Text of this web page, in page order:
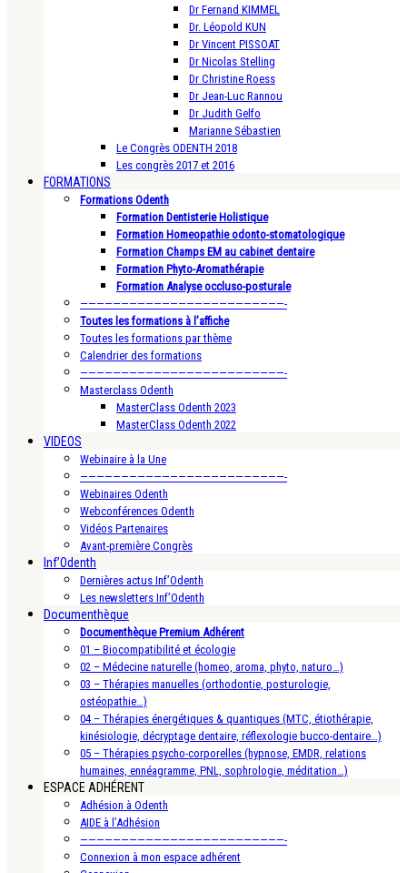
Dr Fernand KIMMEL
Dr. Léopold KUN
Dr Vincent PISSOAT
Dr Nicolas Stelling
Dr Christine Roess
Dr Jean-Luc Rannou
Dr Judith Gelfo
Marianne Sébastien
Le Congrès ODENTH 2018
Les congrès 2017 et 2016
FORMATIONS
Formations Odenth
Formation Dentisterie Holistique
Formation Homeopathie odonto-stomatologique
Formation Champs EM au cabinet dentaire
Formation Phyto-Aromathérapie
Formation Analyse occluso-posturale
—————————————————————————-
Toutes les formations à l’affiche
Toutes les formations par thème
Calendrier des formations
—————————————————————————-
Masterclass Odenth
MasterClass Odenth 2023
MasterClass Odenth 2022
VIDEOS
Webinaire à la Une
—————————————————————————-
Webinaires Odenth
Webconférences Odenth
Vidéos Partenaires
Avant-première Congrès
Inf’Odenth
Dernières actus Inf’Odenth
Les newsletters Inf’Odenth
Documenthèque
Documenthèque Premium Adhérent
01 – Biocompatibilité et écologie
02 – Médecine naturelle (homeo, aroma, phyto, naturo…)
03 – Thérapies manuelles (orthodontie, posturologie,
ostéopathie…)
04 – Thérapies énergétiques & quantiques (MTC, étiothérapie,
kinésiologie, décryptage dentaire, réflexologie bucco-dentaire…)
05 – Thérapies psycho-corporelles (hypnose, EMDR, relations
humaines, ennéagramme, PNL, sophrologie, méditation…)
ESPACE ADHÉRENT
Adhésion à Odenth
AIDE à l’Adhésion
—————————————————————————-
Connexion à mon espace adhérent